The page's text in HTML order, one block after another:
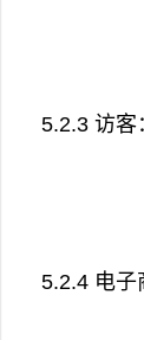
5.2.3 访客
5.2.4 电子